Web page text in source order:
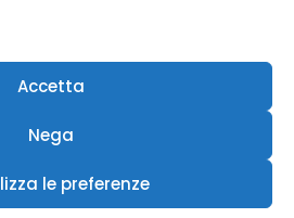
Accetta
Nega
le preferenze
Privacy policy